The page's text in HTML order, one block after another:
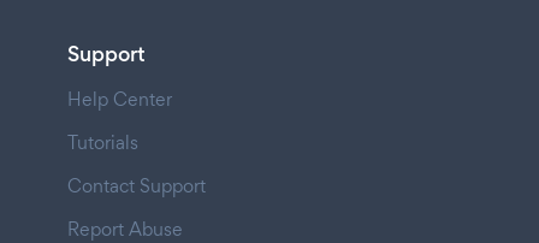
Support
Help Center
Tutorials
Contact Support
Report Abuse